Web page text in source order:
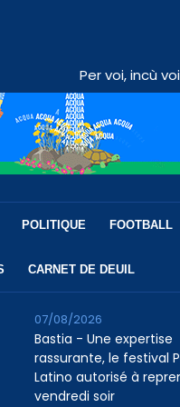
Per voi, incù
POLITIQUE FOOTBALL
CARNET DE DEUIL
Bastia - Une expertise
rassurante, le festival
Latino autorisé à
vendredi soir
07/08/2026